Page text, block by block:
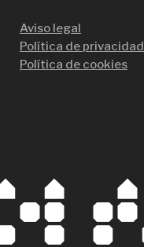
Aviso legal
Política de privacidad
Política de cookies